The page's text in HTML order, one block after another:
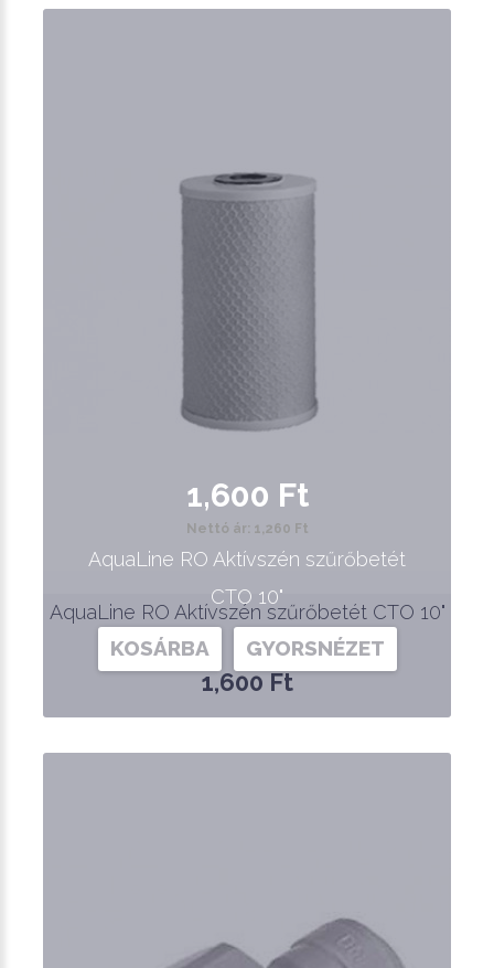
AquaLine RO Aktívszén szűrőbetét CTO 10"
1,600 Ft
1,600 Ft
Nettó ár: 1,260 Ft
AquaLine RO Aktívszén szűrőbetét
CTO 10"
KOSÁRBA GYORSNÉZET